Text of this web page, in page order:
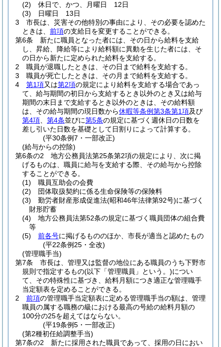
(2)
休日で、かつ、月曜日 12日
(3)
日曜日 13日
3
市長は、災害その他特別の事由により、その必要を認めた
ときは、 前項の支給日を変更することができる。
第6条
新たに職員となった者には、その日から給料を支給
し、昇給、降給等により給料額に異動を生じた者には、そ
の日から新たに定められた給料を支給する。
2
職員が退職したときは、その日まで給料を支給する。
3
職員が死亡したときは、その月まで給料を支給する。
4
第1項又は第2項の規定により給料を支給する場合であっ
て、給与期間の初日から支給するとき以外のとき又は給与
期間の末日まで支給するとき以外のときは、その給料額
は、その給与期間の現日数から休暇等条例第3条第1項及び
第4項
第4条並びに第5条の規定に基づく週休日の日数を
差し引いた日数を基礎として日割りによって計算する。
(平30条例7・一部改正)
(給与からの控除)
第6条の2
地方公務員法第25条第2項の規定により、次に掲
げるものは、職員に給与を支給する際、その給与から控除
することができる。
(1)
職員互助会の会費
(2)
団体取扱契約に係る生命保険等の保険料
(3)
勤労者財産形成促進法(昭和46年法律第92号)に基づく
財形貯蓄
(4)
地方公務員法第52条の規定に基づく職員団体の組合費
等
(5)
前各号に掲げるもののほか、市長が適当と認めたもの
(平22条例25・全改)
(管理職手当)
第7条
市長は、管理又は監督の地位にある職員のうち下野市
規則で指定するもの(以下「管理職員」という。)につい
て、その特殊性に基づき、給料月額につき適正な管理職手
当定額表を定めることができる。
2
前項の管理職手当定額表に定める管理職手当の額は、管理
職員の属する職務の級における最高の号給の給料月額の
100分の25を超えてはならない。
(平19条例5・一部改正)
(第2種初任給調整手当)
第7条の2
新たに採用された職員であって、採用の日におい